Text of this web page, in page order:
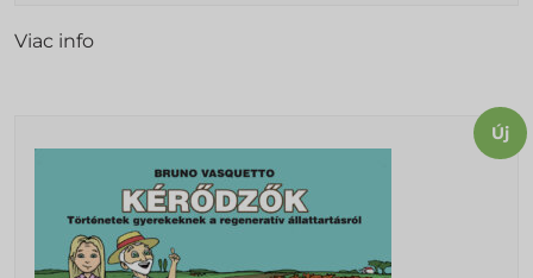
Viac info
Új